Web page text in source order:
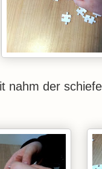
nahm der